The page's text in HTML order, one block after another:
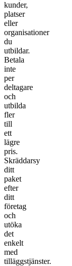
kunder,
platser
eller
organisationer
du
utbildar.
Betala
inte
per
deltagare
och
utbilda
fler
till
ett
lägre
pris.
Skräddarsy
ditt
paket
efter
ditt
företag
och
utöka
det
enkelt
med
tilläggstjänster.